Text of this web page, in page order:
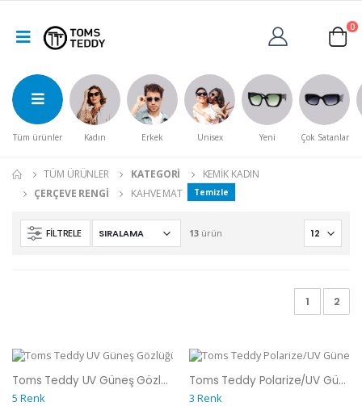
0
Tüm ürünler Kadın Erkek Unisex Yeni Çok Satanlar
TÜM ÜRÜNLER KATEGORI
KEMIK KADIN
ÇERÇEVE RENGI
KAHVE MAT Temizle
FILTRELE 13 ürün
1 2
Toms Teddy UV Güneş Gözlüğü
5 Renk
Toms Teddy Polarize/UV Güneş Gözlüğü
3 Renk